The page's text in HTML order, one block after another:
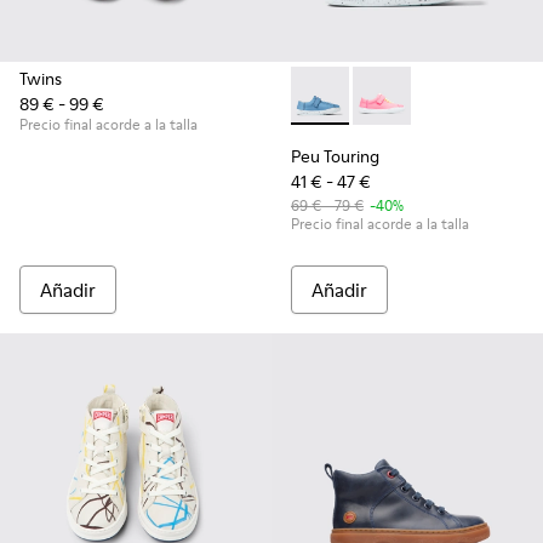
Twins
89 € - 99 €
Precio final acorde a la talla
Añadir
Peu Touring - K800376-022
Peu Touring -
Peu Touring
41 € - 47 €
69 € - 79 € -40%
Precio final acorde a la talla
Añadir